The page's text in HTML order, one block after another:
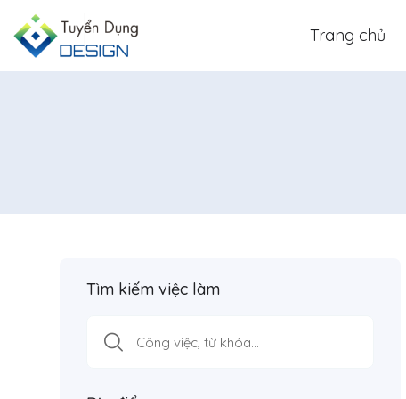
Trang chủ
Tìm kiếm việc làm